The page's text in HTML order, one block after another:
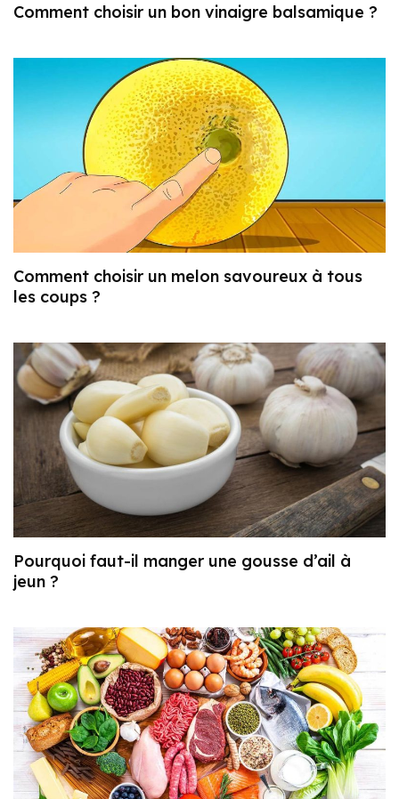
Comment choisir un bon vinaigre balsamique ?
Comment choisir un melon savoureux à tous
les coups ?
Pourquoi faut-il manger une gousse d’ail à
jeun ?